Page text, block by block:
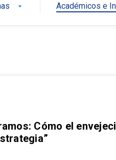
arrow_drop_down Académicos e
Cómo el